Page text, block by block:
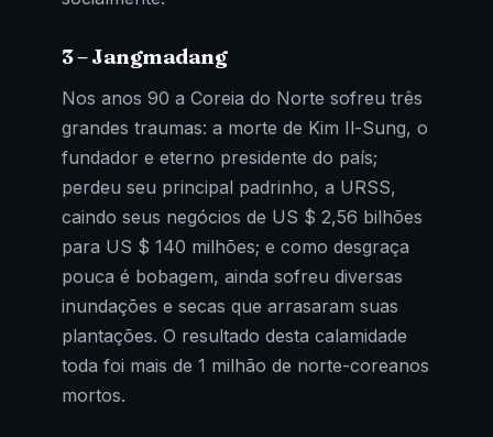
3 – Jangmadang
Nos anos 90 a Coreia do Norte sofreu três
grandes traumas: a morte de Kim Il-Sung, o
fundador e eterno presidente do país;
perdeu seu principal padrinho, a URSS,
caindo seus negócios de US $ 2,56 bilhões
para US $ 140 milhões; e como desgraça
pouca é bobagem, ainda sofreu diversas
inundações e secas que arrasaram suas
plantações. O resultado desta calamidade
toda foi mais de 1 milhão de norte-coreanos
mortos.